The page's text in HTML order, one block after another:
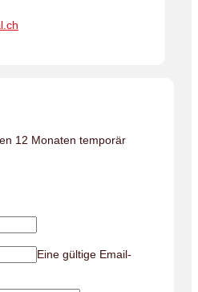
12 Monaten temporär
Eine gültige Email-